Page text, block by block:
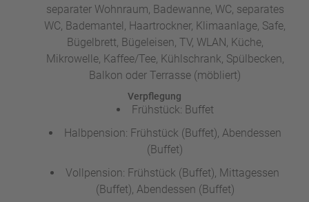
separater Wohnraum, Badewanne, WC, separates
WC, Bademantel, Haartrockner, Klimaanlage, Safe,
Bügelbrett, Bügeleisen, TV, WLAN, Küche,
Mikrowelle, Kaffee/Tee, Kühlschrank, Spülbecken,
Balkon oder Terrasse (möbliert)
Verpflegung
Frühstück: Buffet
Halbpension: Frühstück (Buffet), Abendessen
(Buffet)
Vollpension: Frühstück (Buffet), Mittagessen
(Buffet), Abendessen (Buffet)